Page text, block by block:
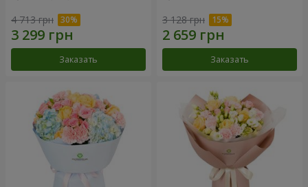
4 713 грн
Заказать
3 128 грн
Заказать